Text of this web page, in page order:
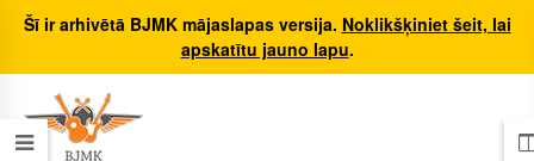
Šī ir arhivētā BJMK mājaslapas versija. Noklikšķiniet šeit, lai
apskatītu jauno lapu.